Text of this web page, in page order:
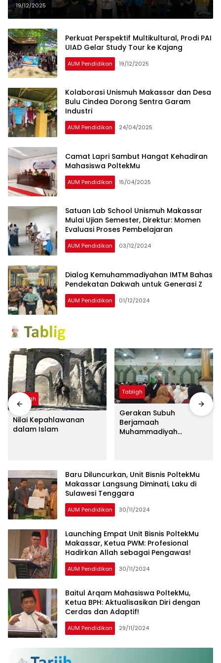
Bahas Tantangan Digital dan
Budaya Lokal
19/12/2025
Perkuat Perspektif Multikultural, Prodi PAI
UIAD Gelar Study Tour ke Kajang
AUM Pendidikan 19/12/2025
Kolaborasi Unismuh Makassar dan Desa
Bulu Cindea Dorong Sentra Garam
Industri
AUM Pendidikan 24/04/2025
Camat Lapri Sambut Hangat Kehadiran
Mahasiswa PoltekMu
AUM Pendidikan 15/04/2025
Satuan Lab School Unismuh Makassar
Mulai Ujian Semester, Direktur: Momen
Evaluasi Proses Pembelajaran
AUM Pendidikan 03/12/2024
Dialog Kemuhammadiyahan IMTM Bahas
Pendekatan Dakwah untuk Generasi Z
AUM Pendidikan 01/12/2024
Tabligh
Nilai Kepahlawanan
dalam Islam
Tabligh
Gerakan Subuh
Berjamaah
Muhammadiyah
Wakaf Quran
Baru Diluncurkan, Unit Bisnis PoltekMu
Makassar Langsung Diminati, Laku di
Sulawesi Tenggara
AUM Pendidikan 30/11/2024
Launching Empat Unit Bisnis PoltekMu
Makassar, Ketua PWM: Profesional
Hadirkan Allah sebagai Pengawas!
AUM Pendidikan 30/11/2024
Baitul Arqam Mahasiswa PoltekMu,
Ketua BPH: Aktualisasikan Diri dengan
Cerdas dan Adaptif!
AUM Pendidikan 29/11/2024